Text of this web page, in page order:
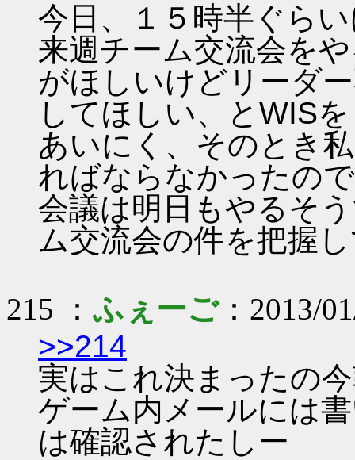
今日、１５時半ぐら
来週チーム交流会を
がほしいけどリーダ
してほしい、とWIS
あいにく、そのとき
ればならなかったの
会議は明日もやるそ
ム交流会の件を把握
215 ：ふぇーご：2013/
>>214
実はこれ決まったの
ゲーム内メールには
は確認されたしー